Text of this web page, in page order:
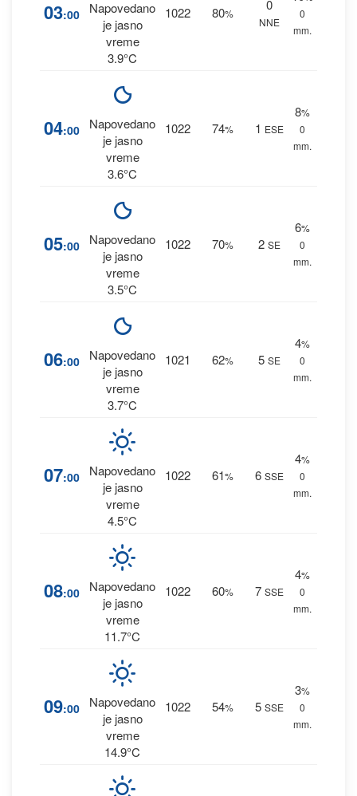
03:00
Napovedano
je jasno
vreme
3.9°C
1022 80%
0
NNE
0
mm.
04:00
Napovedano
je jasno
vreme
3.6°C
1022 74% 1 ESE
8%
0
mm.
05:00
Napovedano
je jasno
vreme
3.5°C
1022 70% 2 SE
6%
0
mm.
06:00
Napovedano
je jasno
vreme
3.7°C
1021 62% 5 SE
4%
0
mm.
07:00
Napovedano
je jasno
vreme
4.5°C
1022 61% 6 SSE
4%
0
mm.
08:00
Napovedano
je jasno
vreme
11.7°C
1022 60% 7 SSE
4%
0
mm.
09:00
Napovedano
je jasno
vreme
14.9°C
1022 54% 5 SSE
3%
0
mm.